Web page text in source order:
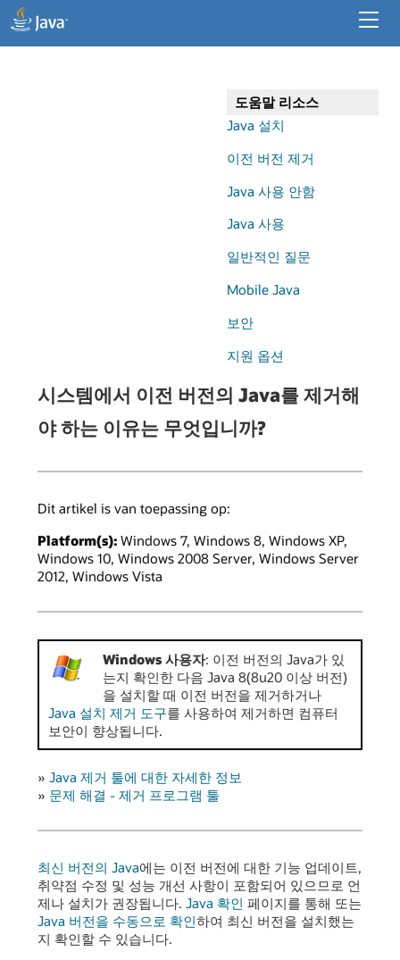
도움말 리소스
Java 설치
이전 버전 제거
Java 사용 안함
Java 사용
일반적인 질문
Mobile Java
보안
지원 옵션
시스템에서 이전 버전의 Java를 제거해
야 하는 이유는 무엇입니까?
Dit artikel is van toepassing op:
Platform(s): Windows 7, Windows 8, Windows XP,
Windows 10, Windows 2008 Server, Windows Server
2012, Windows Vista
Windows 사용자: 이전 버전의 Java가 있
는지 확인한 다음 Java 8(8u20 이상 버전)
을 설치할 때 이전 버전을 제거하거나
Java 설치 제거 도구를 사용하여 제거하면 컴퓨터
보안이 향상됩니다.
» Java 제거 툴에 대한 자세한 정보
» 문제 해결 - 제거 프로그램 툴
최신 버전의 Java에는 이전 버전에 대한 기능 업데이트,
취약점 수정 및 성능 개선 사항이 포함되어 있으므로 언
제나 설치가 권장됩니다. Java 확인 페이지를 통해 또는
Java 버전을 수동으로 확인하여 최신 버전을 설치했는
지 확인할 수 있습니다.